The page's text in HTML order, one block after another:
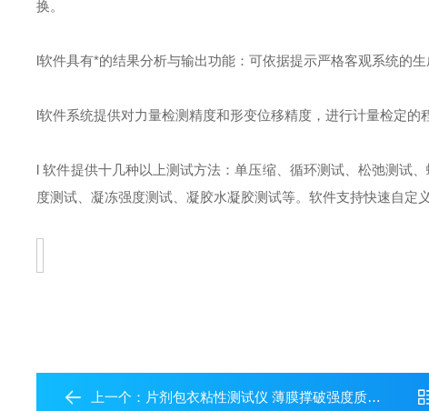
换。
l软件具有*的结果分析与输出功能：可依据提示严格客观系统的
l软件系统提供对力量检测精度和形变位移精度，进行计量检定的
l 软件提供十几种以上测试方法：单压缩、循环测试、松弛测试
度测试、凝冻强度测试、凝胶水凝胶测试等。软件支持快速自定
上一个： 片剂包衣粘性测试仪 薄膜撑破强度质构仪